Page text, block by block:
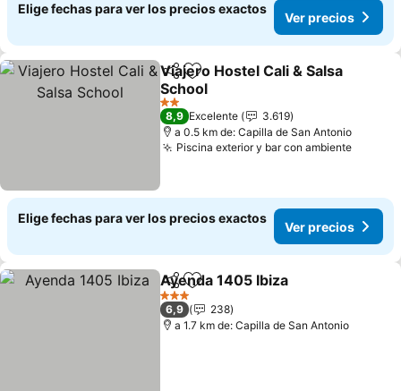
Elige fechas para ver los precios exactos
Ver precios
CompartirAgregar a favoritos
Viajero Hostel Cali & Salsa
School
Ver precios
2 Estrellas
8,9 Excelente
3.619
a 0.5 km de: Capilla de San Antonio
Piscina exterior y bar con ambienteVer
Elige fechas para ver los precios exactos
Ver precios
CompartirAgregar a favoritos
Ayenda 1405 Ibiza
3 Estrellas
6,9
238
a 1.7 km de: Capilla de San Antonio